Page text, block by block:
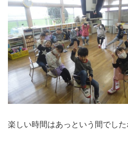
楽しい時間はあっという間でし